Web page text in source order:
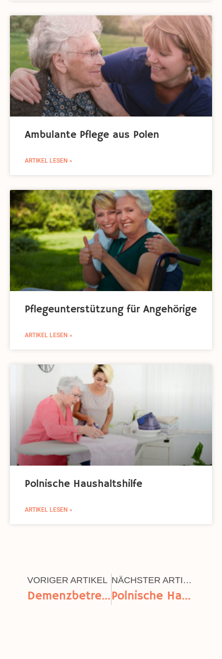
Ambulante Pflege aus Polen
ARTIKEL LESEN »
Pflegeunterstützung für Angehörige
ARTIKEL LESEN »
Polnische Haushaltshilfe
ARTIKEL LESEN »
VORIGER ARTIKEL
Demenzbetreuung
NÄCHSTER ARTIKEL
Polnische Haushaltshilfe